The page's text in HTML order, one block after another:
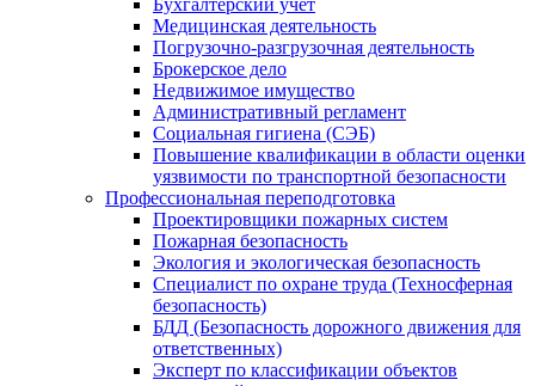
Бухгалтерский учет
Медицинская деятельность
Погрузочно-разгрузочная деятельность
Брокерское дело
Недвижимое имущество
Административный регламент
Социальная гигиена (СЭБ)
Повышение квалификации в области оценки
уязвимости по транспортной безопасности
Профессиональная переподготовка
Проектировщики пожарных систем
Пожарная безопасность
Экология и экологическая безопасность
Специалист по охране труда (Техносферная
безопасность)
БДД (Безопасность дорожного движения для
ответственных)
Эксперт по классификации объектов